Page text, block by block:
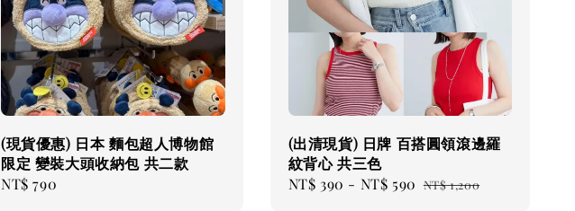
(現貨優惠) 日本 麵包超人博物館
限定 變裝大頭收納包 共二款
Regular
NT$ 790
(出清現貨) 日牌 百搭圓領滾邊羅
紋背心 共三色
Sale
NT$ 390 - NT$ 590 Regular
NT$ 1,200